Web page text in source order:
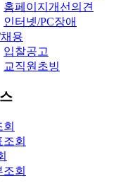
홈페이지개선의견
인터넷/PC장애
용
입찰공고
교직원초빙
회
회